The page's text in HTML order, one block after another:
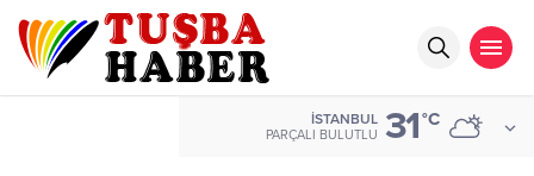
İSTANBUL
PARÇALI BULUTLU 31°C